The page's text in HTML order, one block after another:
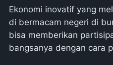
Ekonomi inovatif yang
di bermacam negeri di
bisa memberikan
bangsanya dengan cara